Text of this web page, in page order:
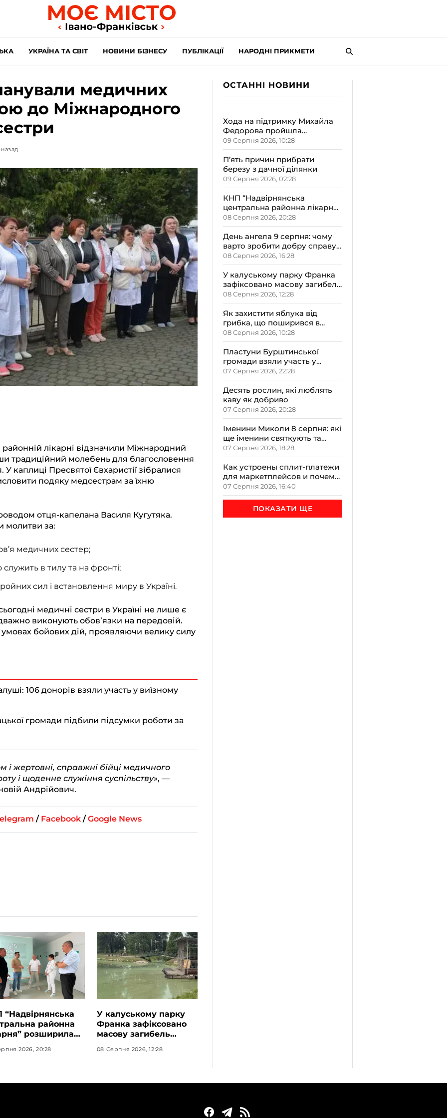
УКРАЇНА ТА СВІТ НОВИНИ БІЗНЕСУ ПУБЛІКАЦІЇ НАРОДНІ ПРИКМЕТИ
медичних
до Міжнародного
лікарні відзначили Міжнародний
традиційний молебень для благословення
У каплиці Пресвятої Євхаристії зібралися
подяку медсестрам за їхню
отця-капелана Василя Кугутяка.
молитви за:
медичних сестер;
в тилу та на фронті;
сил і встановлення миру в Україні.
медичні сестри в Україні не лише є
виконують обов’язки на передовій.
бойових дій, проявляючи велику силу
106 донорів взяли участь у виїзному
громади підбили підсумки роботи за
і жертовні, справжні бійці медичного
і щоденне служіння суспільству», —
Андрійович.
/ Facebook /Google News
“Надвірнянська
районна
розширила
на 20
2026, 20:28
У калуському парку
Франка зафіксовано
масову загибель
отруєння озера
08 Серпня 2026, 12:28
ОСТАННІ НОВИНИ
Хода на підтримку Михайла
Федорова пройшла
Середмістям Івано-
Франківська
09 Серпня 2026, 10:28
П’ять причин прибрати
березу з дачної ділянки
09 Серпня 2026, 02:28
КНП “Надвірнянська
центральна районна лікарня”
розширила відділення
реабілітації на 20 додаткових
ліжок
08 Серпня 2026, 20:28
День ангела 9 серпня: чому
варто зробити добру справу,
святкуючи Пантелеймона,
Миколи та Саву
08 Серпня 2026, 16:28
У калуському парку Франка
зафіксовано масову загибель
качок: можливе отруєння
озера хімікатами
08 Серпня 2026, 12:28
Як захистити яблука від
грибка, що поширився в
Україні
08 Серпня 2026, 10:28
Пластуни Бурштинської
громади взяли участь у
вишкільному таборі
«Гарт-2026»
07 Серпня 2026, 22:28
Десять рослин, які люблять
каву як добриво
07 Серпня 2026, 20:28
Іменини Миколи 8 серпня: які
ще іменини святкують та
якою буде осінь за
народними прикметами
07 Серпня 2026, 18:28
Как устроены сплит-платежи
для маркетплейсов и почему
это важно
07 Серпня 2026, 16:40
ПОКАЗАТИ ЩЕ